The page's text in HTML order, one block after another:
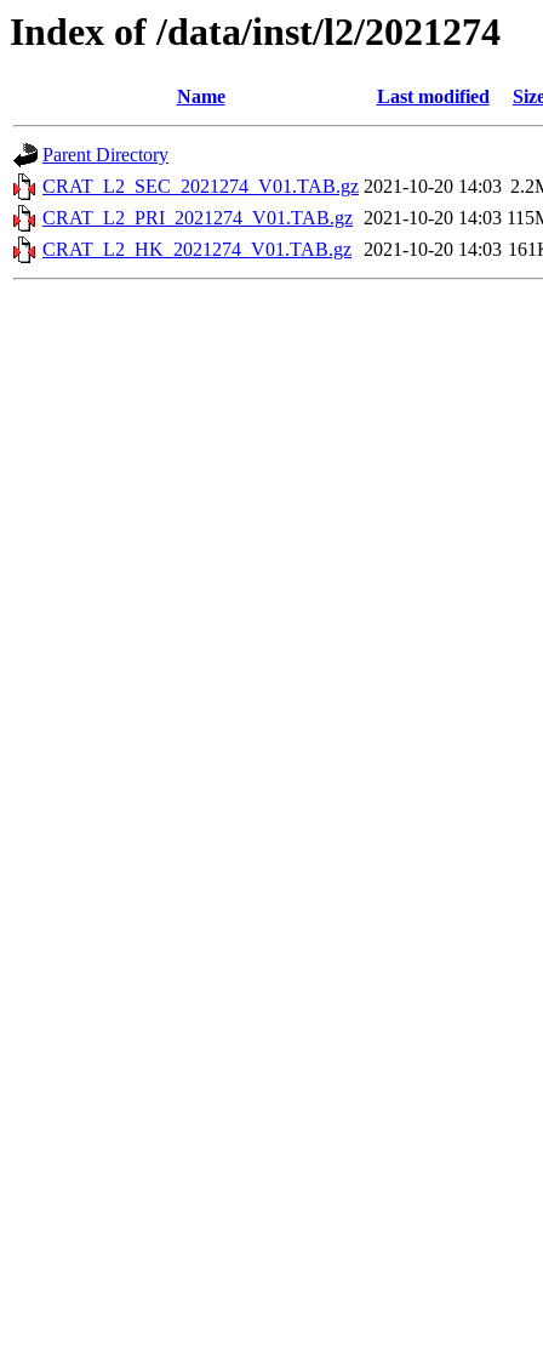
Index of /data/inst/l2/2021274
Name Last modified
Parent Directory
CRAT_L2_SEC_2021274_V01.TAB.gz 2021-10-20 14:03
CRAT_L2_PRI_2021274_V01.TAB.gz 2021-10-20 14:03
CRAT_L2_HK_2021274_V01.TAB.gz 2021-10-20 14:03